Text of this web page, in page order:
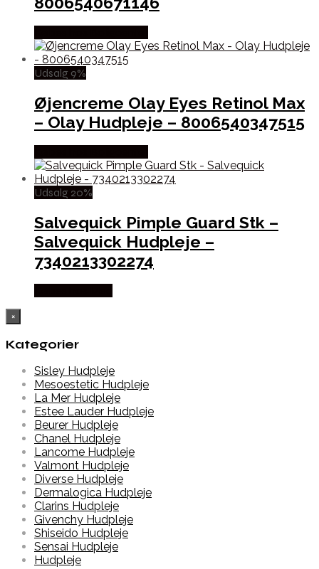
Udsalg 9%
Øjencreme Olay Eyes Retinol Max
– Olay Hudpleje – 8006540347515
Udsalg 20%
Salvequick Pimple Guard Stk –
Salvequick Hudpleje –
7340213302274
×
Kategorier
Sisley Hudpleje
Mesoestetic Hudpleje
La Mer Hudpleje
Estee Lauder Hudpleje
Beurer Hudpleje
Chanel Hudpleje
Lancome Hudpleje
Valmont Hudpleje
Diverse Hudpleje
Dermalogica Hudpleje
Clarins Hudpleje
Givenchy Hudpleje
Shiseido Hudpleje
Sensai Hudpleje
Hudpleje